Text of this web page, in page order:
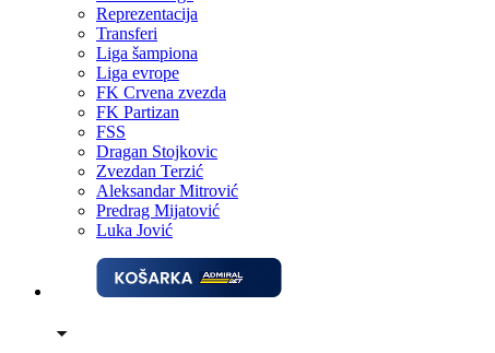
Reprezentacija
Transferi
Liga šampiona
Liga evrope
FK Crvena zvezda
FK Partizan
FSS
Dragan Stojkovic
Zvezdan Terzić
Aleksandar Mitrović
Predrag Mijatović
Luka Jović